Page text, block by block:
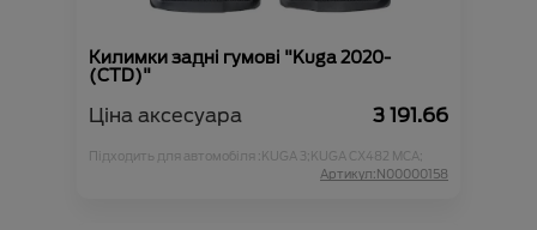
Килимки задні гумові "Kuga 2020-
(CTD)"
Ціна аксесуара 3 191.66
Підходить для автомобіля :KUGA 3;KUGA CX482 MCA;
Артикул:N00000158